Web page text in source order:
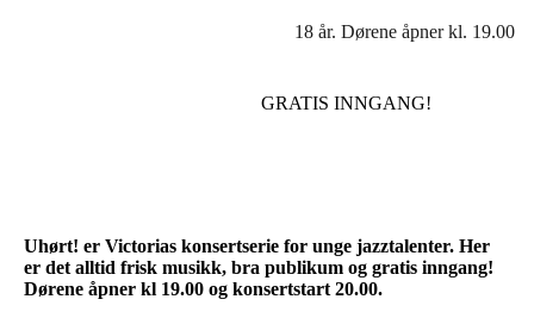
18 år. Dørene åpner kl. 19.00
GRATIS INNGANG!
Uhørt! er Victorias konsertserie for unge jazztalenter. Her
er det alltid frisk musikk, bra publikum og gratis inngang!
Dørene åpner kl 19.00 og konsertstart 20.00.